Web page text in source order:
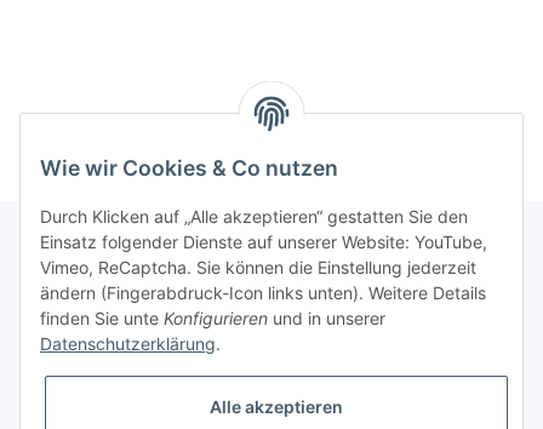
Informationen
Gesetzliche Informationen
Wie wir Cookies & Co nutzen
Durch Klicken auf „Alle akzeptieren“ gestatten Sie den
Einsatz folgender Dienste auf unserer Website: YouTube,
Vimeo, ReCaptcha. Sie können die Einstellung jederzeit
ändern (Fingerabdruck-Icon links unten). Weitere Details
finden Sie unte Konfigurieren und in unserer
Datenschutzerklärung.
Alle akzeptieren